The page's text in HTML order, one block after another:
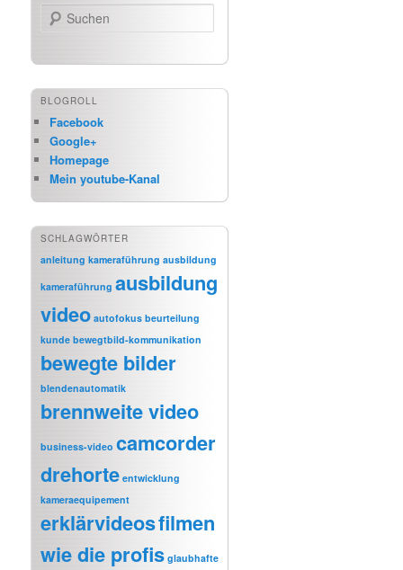
Suchen
BLOGROLL
Facebook
Google+
Homepage
Mein youtube-Kanal
SCHLAGWÖRTER
anleitung kameraführung ausbildung
kameraführung ausbildung
video autofokus beurteilung
kunde bewegtbild-kommunikation
bewegte bilder
blendenautomatik
brennweite video
business-video camcorder
drehorte entwicklung
kameraequipement
erklärvideosfilmen
wie die profis glaubhafte